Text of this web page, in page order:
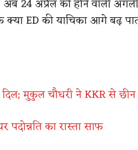
अब 24 अप्रैल को होने वाली
ED की याचिका आगे बढ़
मुकुल चौधरी ने KKR से
पदोन्नति का रास्ता साफ